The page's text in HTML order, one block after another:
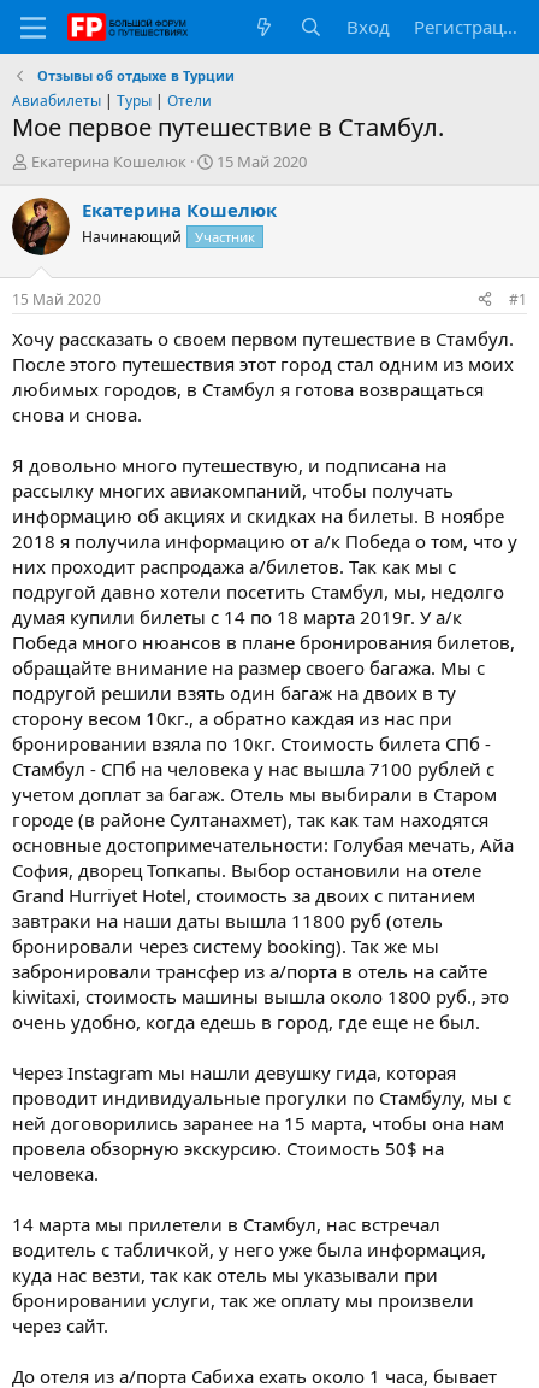
Вход Регистрация
Отзывы об отдыхе в Турции
Авиабилеты | Туры | Отели
Мое первое путешествие в Стамбул.
А
т
о
р
т
е
м
ы
Екатерина Кошелюк
Д
т
а
н
а
л
15 Май 2020
Екатерина Кошелюк
Начинающий Участник
15 Май 2020 #1
Хочу рассказать о своем первом путешествие в Стамбул.
После этого путешествия этот город стал одним из моих
любимых городов, в Стамбул я готова возвращаться
снова и снова.
Я довольно много путешествую, и подписана на
рассылку многих авиакомпаний, чтобы получать
информацию об акциях и скидках на билеты. В ноябре
2018 я получила информацию от а/к Победа о том, что у
них проходит распродажа а/билетов. Так как мы с
подругой давно хотели посетить Стамбул, мы, недолго
думая купили билеты с 14 по 18 марта 2019г. У а/к
Победа много нюансов в плане бронирования билетов,
обращайте внимание на размер своего багажа. Мы с
подругой решили взять один багаж на двоих в ту
сторону весом 10кг., а обратно каждая из нас при
бронировании взяла по 10кг. Стоимость билета СПб -
Стамбул - СПб на человека у нас вышла 7100 рублей с
учетом доплат за багаж. Отель мы выбирали в Старом
городе (в районе Султанахмет), так как там находятся
основные достопримечательности: Голубая мечать, Айа
София, дворец Топкапы. Выбор остановили на отеле
Grand Hurriyet Hotel, стоимость за двоих с питанием
завтраки на наши даты вышла 11800 руб (отель
бронировали через систему booking). Так же мы
забронировали трансфер из а/порта в отель на сайте
kiwitaxi, стоимость машины вышла около 1800 руб., это
очень удобно, когда едешь в город, где еще не был.
Через Instagram мы нашли девушку гида, которая
проводит индивидуальные прогулки по Стамбулу, мы с
ней договорились заранее на 15 марта, чтобы она нам
провела обзорную экскурсию. Стоимость 50$ на
человека.
14 марта мы прилетели в Стамбул, нас встречал
водитель с табличкой, у него уже была информация,
куда нас везти, так как отель мы указывали при
бронировании услуги, так же оплату мы произвели
через сайт.
До отеля из а/порта Сабиха ехать около 1 часа, бывает